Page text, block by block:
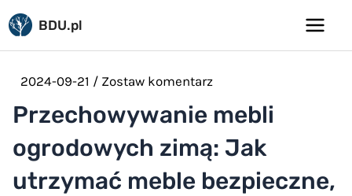
Pomiń
do
treści
BDU.pl
Main
2024-09-21 / Zostaw komentarz
Przechowywanie mebli
ogrodowych zimą: Jak
utrzymać meble bezpieczne,